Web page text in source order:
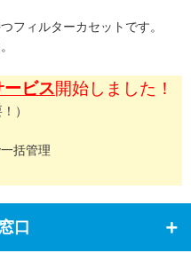
フィルターカセットです。
ービス開始しました！
）
括管理
口